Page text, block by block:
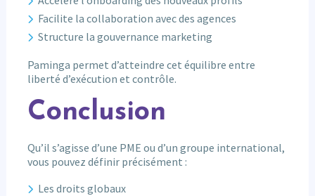
Facilite la collaboration avec des agences
Structure la gouvernance marketing
Paminga permet d’atteindre cet équilibre entre
liberté d’exécution et contrôle.
Conclusion
Qu’il s’agisse d’une PME ou d’un groupe international,
vous pouvez définir précisément :
Les droits globaux